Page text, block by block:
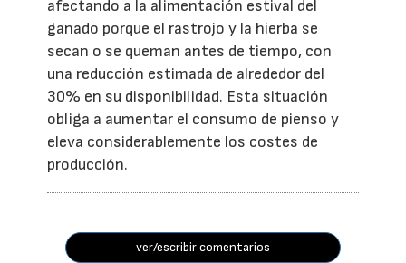
afectando a la alimentación estival del
ganado porque el rastrojo y la hierba se
secan o se queman antes de tiempo, con
una reducción estimada de alrededor del
30% en su disponibilidad. Esta situación
obliga a aumentar el consumo de pienso y
eleva considerablemente los costes de
producción.
ver/escribir comentarios